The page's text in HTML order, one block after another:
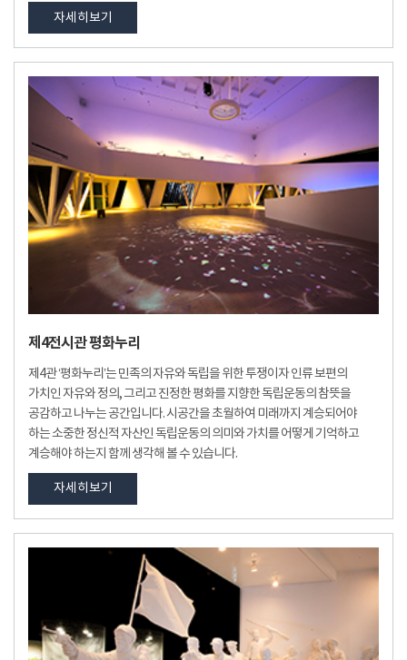
자세히보기
제4전시관 평화누리
제4관 ‘평화누리’는 민족의 자유와 독립을 위한 투쟁이자 인류 보편의
가치인 자유와 정의, 그리고 진정한 평화를 지향한 독립운동의 참뜻을
공감하고 나누는 공간입니다. 시공간을 초월하여 미래까지 계승되어야
하는 소중한 정신적 자산인 독립운동의 의미와 가치를 어떻게 기억하고
계승해야 하는지 함께 생각해 볼 수 있습니다.
자세히보기